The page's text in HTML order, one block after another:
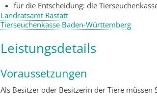
für die Entscheidung: die
Landratsamt Rastatt
Tierseuchenkasse Baden-Württemberg
Leistungsdetails
Voraussetzungen
Als Besitzer oder Besitzerin der Tiere müssen